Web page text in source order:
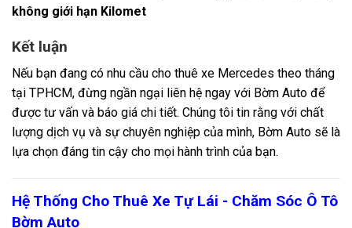
không giới hạn Kilomet
Kết luận
Nếu bạn đang có nhu cầu cho thuê xe Mercedes theo tháng
tại TPHCM, đừng ngần ngại liên hệ ngay với Bờm Auto để
được tư vấn và báo giá chi tiết. Chúng tôi tin rằng với chất
lượng dịch vụ và sự chuyên nghiệp của mình, Bờm Auto sẽ là
lựa chọn đáng tin cậy cho mọi hành trình của bạn.
Hệ Thống Cho Thuê Xe Tự Lái - Chăm Sóc Ô Tô
Bờm Auto